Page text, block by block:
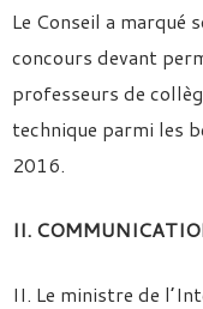
Le Conseil a marqué
concours devant
professeurs de
technique parmi les
2016.
II.
II. Le ministre de